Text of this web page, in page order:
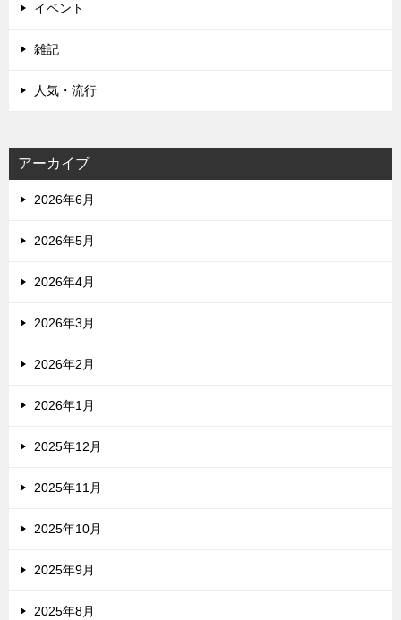
イベント
雑記
人気・流行
アーカイブ
2026年6月
2026年5月
2026年4月
2026年3月
2026年2月
2026年1月
2025年12月
2025年11月
2025年10月
2025年9月
2025年8月